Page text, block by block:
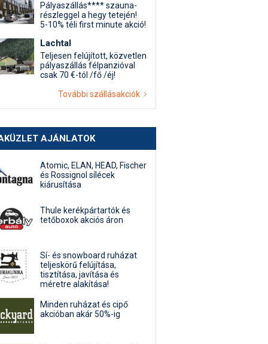
Pályaszállás**** szauna-
részleggel a hegy tetején!
5-10% téli first minute akció!
Lachtal
Teljesen felújított, közvetlen
pályaszállás félpanzióval
csak 70 €-tól /fő /éj!
További szállásakciók
AJÁNLATOK
Atomic, ELAN, HEAD, Fischer
és Rossignol sílécek
kiárusítása
Thule kerékpártartók és
tetőboxok akciós áron
Sí- és snowboard ruházat
teljeskörű felújítása,
tisztítása, javítása és
méretre alakítása!
Minden ruházat és cipő
akcióban akár 50%-ig